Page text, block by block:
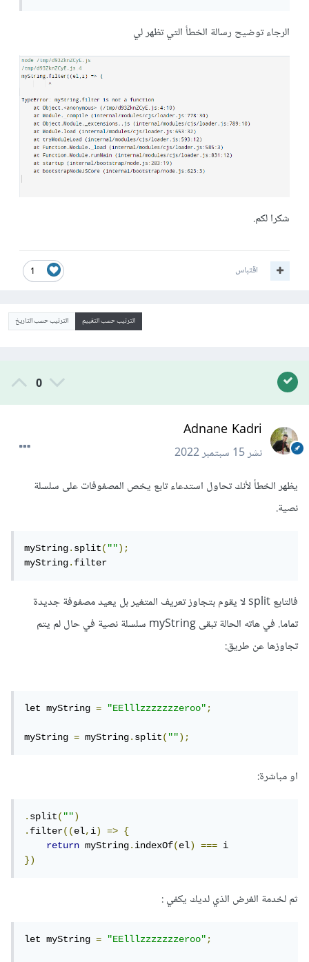
الرجاء توضيح رسالة الخطأ التي تظهر لي
شكرا لكم.
1 اقتباس
الترتيب حسب التقييم الترتيب حسب التاريخ
0
Adnane Kadri
نشر15 سبتمبر 2022
يظهر الخطأ لأنك تحاول استدعاء تابع يخص المصفوفات على سلسلة
نصية.
myString.split("");
myString.filter
فالتابع split لا يقوم بتجاوز تعريف المتغير بل يعيد مصفوفة جديدة
تماما. في هاته الحالة تبقى myString سلسلة نصية في حال لم يتم
تجاوزها عن طريق:
let myString = "EElllzzzzzzzeroo";
myString = myString.split("");
او مباشرة:
.split("")
.filter((el,i) =>
{
return myString.indexOf(el) ===
})
ثم لخدمة الغرض الذي لديك يكفي :
let myString = "EElllzzzzzzzeroo";